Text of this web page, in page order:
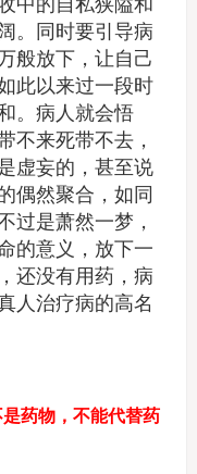
中的自私狭隘和
。同时要引导病
般放下，让自己
此以来过一段时
。病人就会悟
不来死带不去，
虚妄的，甚至说
偶然聚合，如同
过是萧然一梦，
的意义，放下一
还没有用药，病
人治疗病的高名
药物，不能代替药